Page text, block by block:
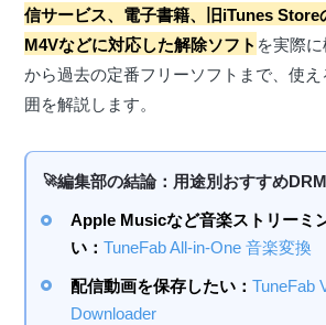
信サービス、電子書籍、旧iTunes Store
M4Vなどに対応した解除ソフト を実際
から過去の定番フリーソフトまで、使
囲を解説します。
編集部の結論：用途別おすすめ
Apple Musicなど音楽ストリーミ
い：TuneFab All-in-One 音楽変換
配信動画を保存したい：TuneFab
Downloader